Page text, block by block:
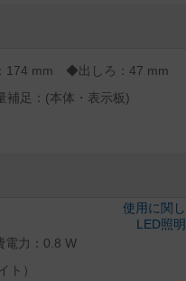
mm ◆出しろ：47 mm
足：(本体・表示板)
使用に関
LED照
力：0.8 W
ト）